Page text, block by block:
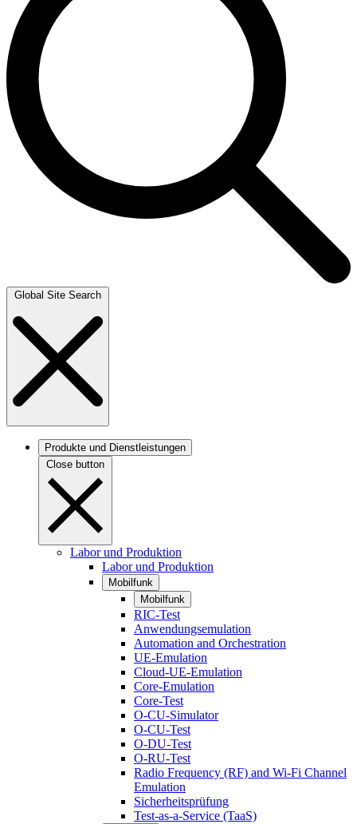
Global Site Search
Produkte und Dienstleistungen
Close button
Labor und Produktion
Labor und Produktion
Mobilfunk
Mobilfunk
RIC-Test
Anwendungsemulation
Automation and Orchestration
UE-Emulation
Cloud-UE-Emulation
Core-Emulation
Core-Test
O-CU-Simulator
O-CU-Test
O-DU-Test
O-RU-Test
Radio Frequency (RF) and Wi-Fi Channel
Emulation
Sicherheitsprüfung
Test-as-a-Service (TaaS)